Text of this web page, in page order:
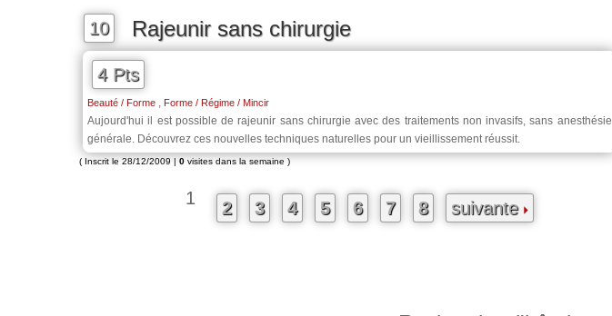
10 Rajeunir sans chirurgie
4 Pts
Beauté / Forme , Forme / Régime / Mincir
Aujourd'hui il est possible de rajeunir sans chirurgie avec des traitements non invasifs, sans anesthésie
générale. Découvrez ces nouvelles techniques naturelles pour un vieillissement réussit.
( Inscrit le 28/12/2009 | 0 visites dans la semaine )
1 2 3 4 5 6 7 8 suivante